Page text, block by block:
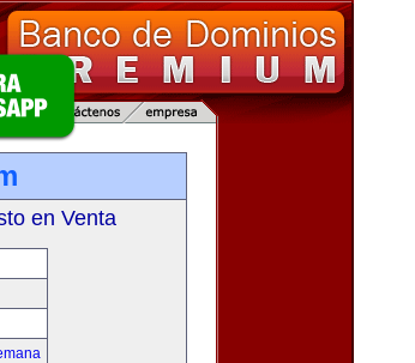
en Venta